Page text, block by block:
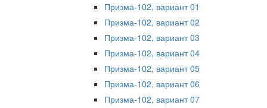
Призма-102, вариант 01
Призма-102, вариант 02
Призма-102, вариант 03
Призма-102, вариант 04
Призма-102, вариант 05
Призма-102, вариант 06
Призма-102, вариант 07